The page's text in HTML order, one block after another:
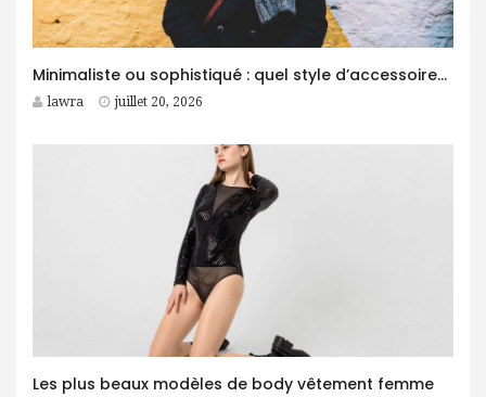
Minimaliste ou sophistiqué : quel style d’accessoires homme choisir ?
lawra juillet 20, 2026
Les plus beaux modèles de body vêtement femme